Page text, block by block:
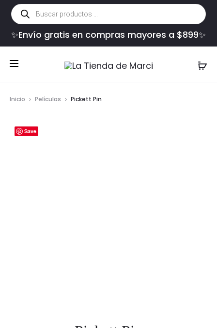
Búsqueda
de
productos
✨Envío gratis en compras mayores a $899✨
Inicio Películas Pickett Pin
Save